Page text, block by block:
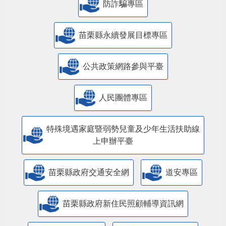
防詐騙專區
苗栗縣永續發展目標專區
公共政策網路參與平臺
人民團體專區
特殊境遇家庭暨弱勢兒童及少年生活扶助線
上申辦平臺
苗栗縣政府交通安全網 道安專區
苗栗縣政府新住民照顧輔導資訊網